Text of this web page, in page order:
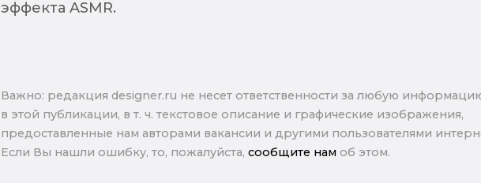
эффекта ASMR.
Важно: pедакция designer.ru не несет ответственности за любую
в этой публикации, в т. ч. текстовое описание и графические изображения,
предоставленные нам авторами вакансии и другими пользователями
Если Вы нашли ошибку, то, пожалуйста, сообщите нам об этом.